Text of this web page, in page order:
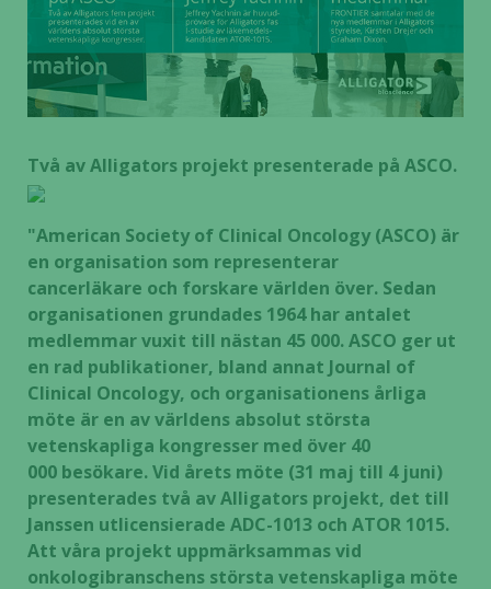
Två av Alligators projekt presenterade på ASCO.
"American Society of Clinical Oncology (ASCO) är
en organisation som representerar
cancerläkare och forskare världen över. Sedan
organisationen grundades 1964 har antalet
medlemmar vuxit till nästan 45 000. ASCO ger ut
en rad publikationer, bland annat Journal of
Clinical Oncology, och organisationens årliga
möte är en av världens absolut största
vetenskapliga kongresser med över 40
000 besökare. Vid årets möte (31 maj till 4 juni)
presenterades två av Alligators projekt, det till
Janssen utlicensierade ADC-1013 och ATOR 1015.
Att våra projekt uppmärksammas vid
onkologibranschens största vetenskapliga möte